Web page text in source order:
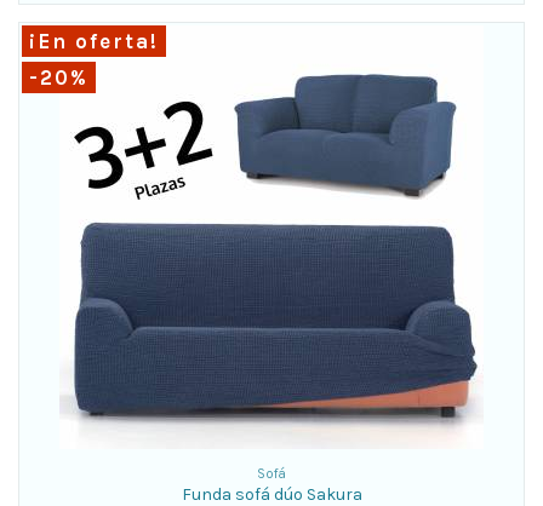
¡En oferta!
-20%
Sofá
Funda sofá dúo Sakura